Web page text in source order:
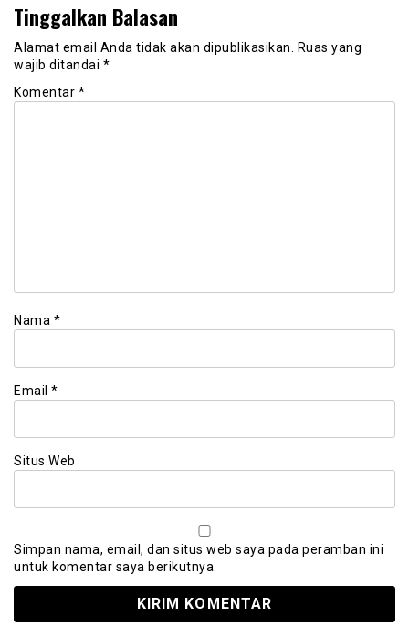
Tinggalkan Balasan
Alamat email Anda tidak akan dipublikasikan.
Ruas yang
wajib ditandai *
Komentar *
Nama *
Email *
Situs Web
Simpan nama, email, dan situs web saya pada peramban ini
untuk komentar saya berikutnya.